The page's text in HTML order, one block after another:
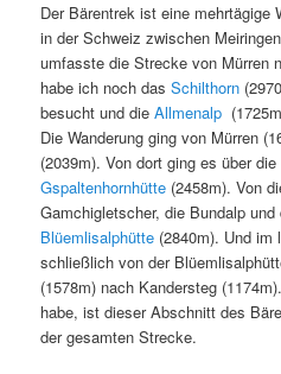
Der Bärentrek ist eine mehrtägige
in der Schweiz zwischen
umfasste die Strecke von Mürren
habe ich noch dasSchilthorn
besucht und dieAllmenalp
Die Wanderung ging von Mürren
(2039m). Von dort ging es über die
Gspaltenhornhütte (2458m). Von
Gamchigletscher, die Bundalp und
Blüemlisalphütte (2840m). Und
schließlich von der
(1578m) nach Kandersteg
habe, ist dieser Abschnitt des
der gesamten Strecke.